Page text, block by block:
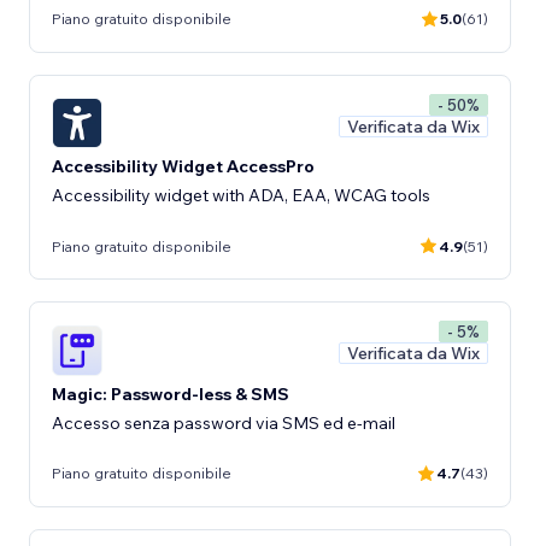
Piano gratuito disponibile 5.0(61)
- 50%
Verificata da Wix
Accessibility Widget AccessPro
Accessibility widget with ADA, EAA, WCAG tools
Piano gratuito disponibile 4.9(51)
- 5%
Verificata da Wix
Magic: Password-less & SMS
Accesso senza password via SMS ed e-mail
Piano gratuito disponibile 4.7(43)